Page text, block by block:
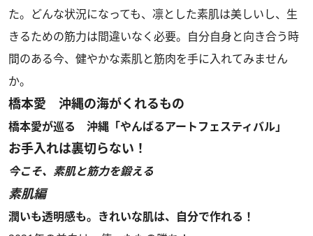
た。どんな状況になっても、凛とした素肌は美しいし、生
きるための筋力は間違いなく必要。自分自身と向き合う時
間のある今、健やかな素肌と筋肉を手に入れてみません
か。
橋本愛 沖縄の海がくれるもの
橋本愛が巡る 沖縄「やんばるアートフェスティバル」
お手入れは裏切らない！
今こそ、素肌と筋力を鍛える
素肌編
潤いも透明感も。きれいな肌は、自分で作れる！